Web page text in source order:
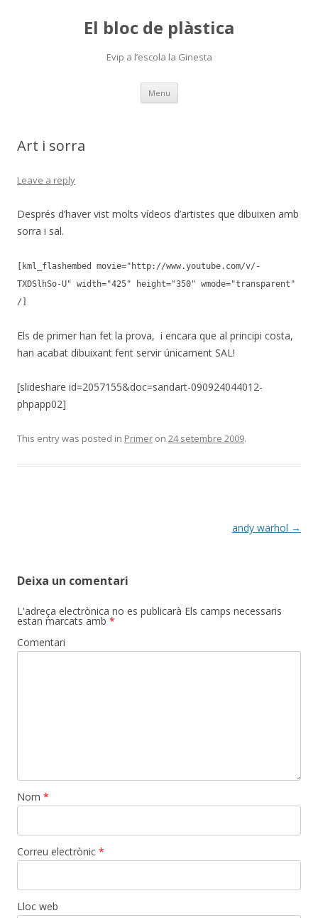
El bloc de plàstica
Evip a l’escola la Ginesta
Menu Skip
content
Art i sorra
Leave a reply
Després d’haver vist molts vídeos d’artistes que dibuixen amb
sorra i sal.
[kml_flashembed movie="http://www.youtube.com/v/-
TXDSlhSo-U" width="425" height="350" wmode="transparent"
/]
Els de primer han fet la prova, i encara que al principi costa,
han acabat dibuixant fent servir únicament SAL!
[slideshare id=2057155&doc=sandart-090924044012-
phpapp02]
This entry was posted in Primer on 24 setembre 2009.
andy warhol →
Deixa un comentari
L'adreça electrònica no es publicarà Els camps necessaris
estan marcats amb *
Comentari
Nom *
Correu electrònic *
Lloc web